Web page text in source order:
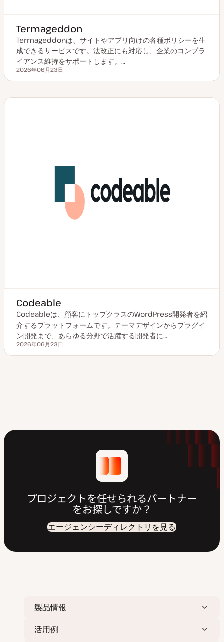
Termageddon
Termageddonは、サイトやアプリ向けの各種ポリシーを生
成できるサービスです。法改正にも対応し、企業のコンプラ
イアンス維持をサポートします。…
更新日
2026年06月23日
Codeable
Codeableは、顧客にトップクラスのWordPress開発者を紹
介するプラットフォームです。テーマデザインからプラグイ
ン開発まで、あらゆる分野で活躍する開発者に…
更新日
2026年06月23日
プロジェクトを任せられるパートナー
をお探しですか？
エージェンシーディレクトリを見る
製品情報
活用例